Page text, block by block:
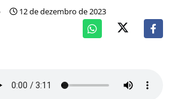
12 de dezembro de 2023